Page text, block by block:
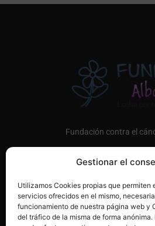
Gestionar el
Utilizamos Cookies propias que
servicios ofrecidos en el mismo,
funcionamiento de nuestra página web y
del tráfico de la misma de forma
Fundación contra el